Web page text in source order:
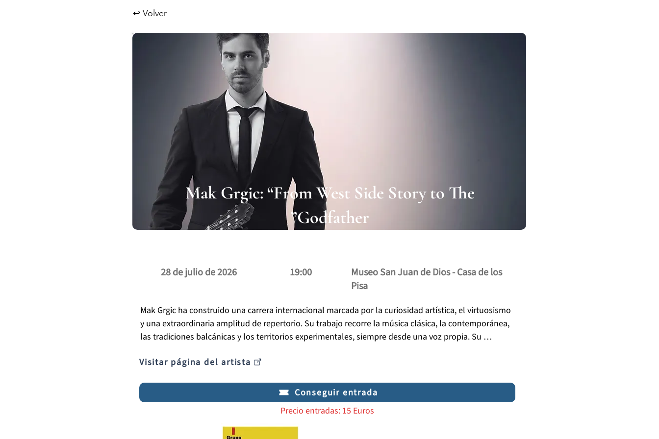
↩ Volver
Mak Grgic: “From West Side Story to The
Godfather”
28 de julio de 2026 19:00
Museo San Juan de Dios - Casa de los
Pisa
Mak Grgic ha construido una carrera internacional marcada por la curiosidad artística, el virtuosismo
y una extraordinaria amplitud de repertorio. Su trabajo recorre la música clásica, la contemporánea,
las tradiciones balcánicas y los territorios experimentales, siempre desde una voz propia. Su
programación.
Visitar página del artista
Conseguir entrada
Precio entradas: 15 Euros